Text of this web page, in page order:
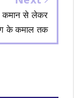
कमान से लेकर
के कमाल तक